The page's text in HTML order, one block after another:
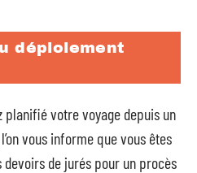
déploiement
planifié votre voyage depuis un
vous informe que vous êtes
de jurés pour un procès